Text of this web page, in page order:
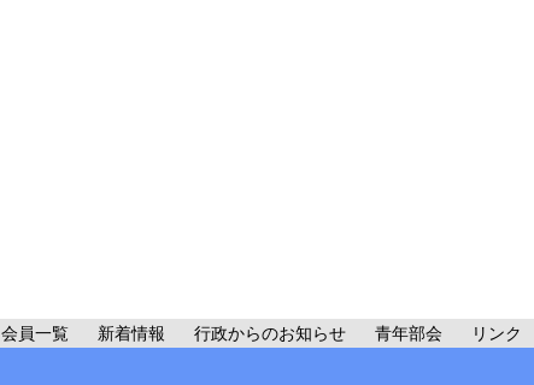
会員一覧 新着情報 行政からのお知らせ 青年部会 リンク